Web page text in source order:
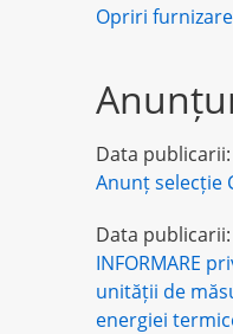
Opriri
Data publicarii:
Anunț selecție
Data publicarii:
INFORMARE
unității de
energiei